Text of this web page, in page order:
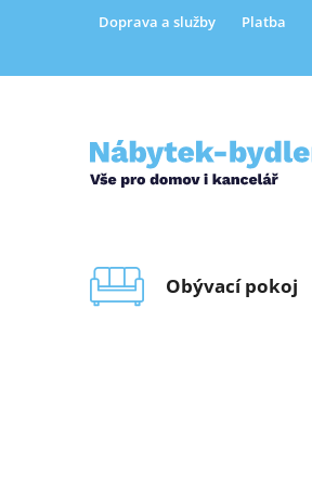
Doprava a služby Platba
Obývací pokoj